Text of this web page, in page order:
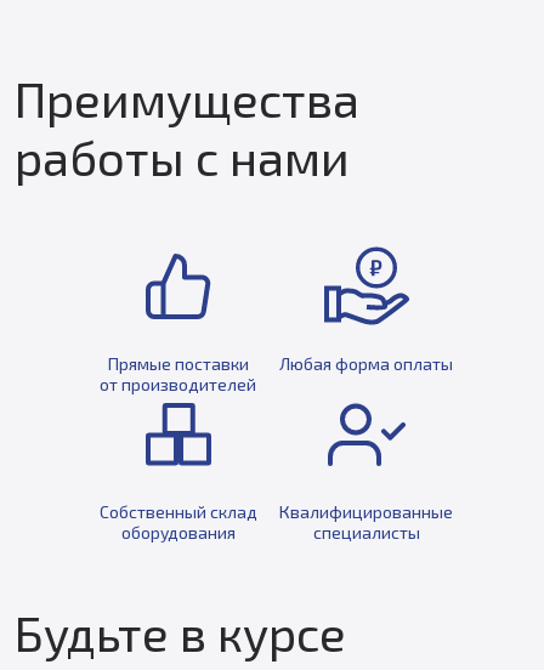
Преимущества
работы с нами
Прямые поставки
от производителей
Любая форма оплаты
Собственный склад
оборудования
Квалифицированные
специалисты
Будьте в курсе